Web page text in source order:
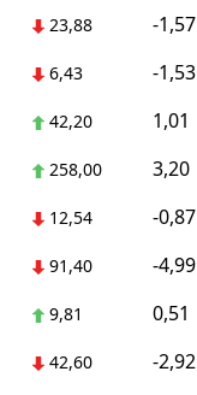
23,88 -1,57
6,43 -1,53
42,20 1,01
258,00 3,20
12,54 -0,87
91,40 -4,99
9,81 0,51
42,60 -2,92